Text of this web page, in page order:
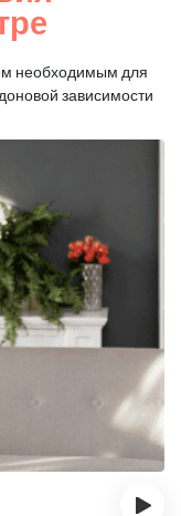
необходимым для
зависимости
›